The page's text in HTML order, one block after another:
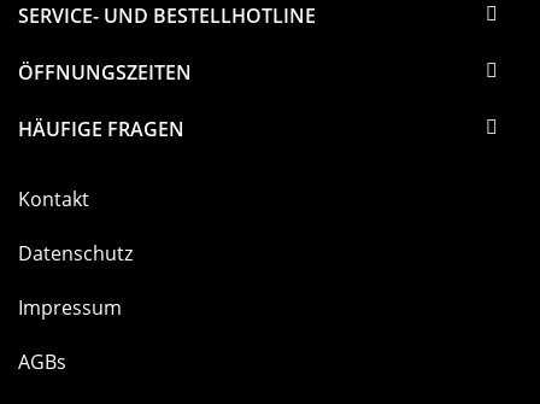
SERVICE- UND BESTELLHOTLINE
ÖFFNUNGSZEITEN
HÄUFIGE FRAGEN
Kontakt
Datenschutz
Impressum
AGBs